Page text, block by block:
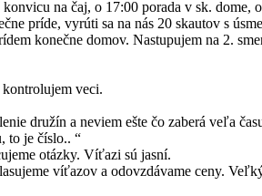
na čaj, o 17:00 porada v sk. dome,
príde, vyrúti sa na nás 20 skautov s
konečne domov. Nastupujem na 2.
kontrolujem veci.
družín a neviem ešte čo zaberá veľa
to je číslo.. “
otázky. Víťazi sú jasní.
víťazov a odovzdávame ceny.